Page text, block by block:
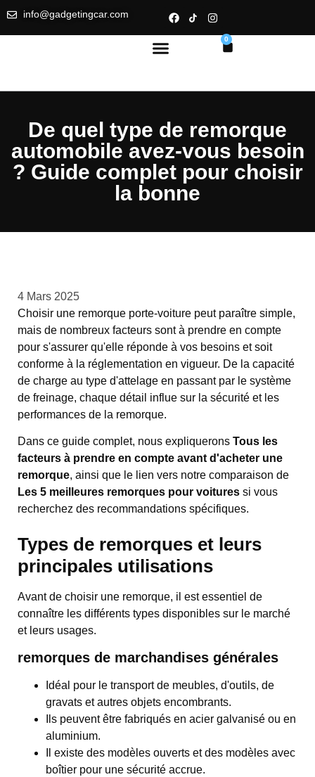
info@gadgetingcar.com
0
De quel type de remorque
automobile avez-vous besoin
? Guide complet pour choisir
la bonne
4 Mars 2025
Choisir une remorque porte-voiture peut paraître simple,
mais de nombreux facteurs sont à prendre en compte
pour s'assurer qu'elle réponde à vos besoins et soit
conforme à la réglementation en vigueur. De la capacité
de charge au type d'attelage en passant par le système
de freinage, chaque détail influe sur la sécurité et les
performances de la remorque.
Dans ce guide complet, nous expliquerons Tous les
facteurs à prendre en compte avant d'acheter une
remorque, ainsi que le lien vers notre comparaison de
Les 5 meilleures remorques pour voitures si vous
recherchez des recommandations spécifiques.
Types de remorques et leurs
principales utilisations
Avant de choisir une remorque, il est essentiel de
connaître les différents types disponibles sur le marché
et leurs usages.
remorques de marchandises générales
Idéal pour le transport de meubles, d'outils, de
gravats et autres objets encombrants.
Ils peuvent être fabriqués en acier galvanisé ou en
aluminium.
Il existe des modèles ouverts et des modèles avec
boîtier pour une sécurité accrue.